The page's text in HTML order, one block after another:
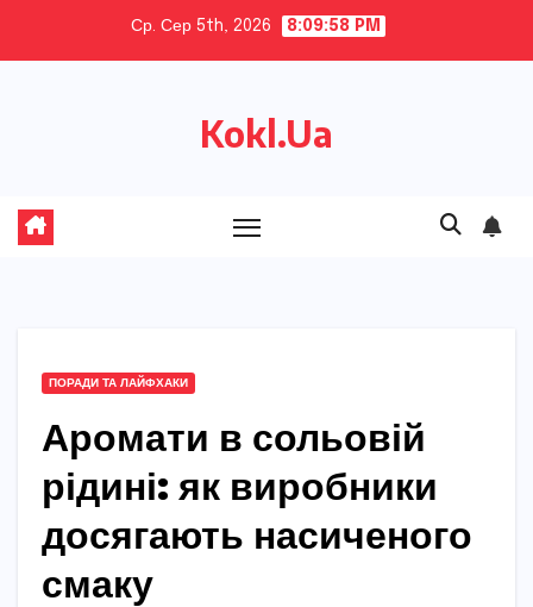
Ср. Сер 5th, 2026 8:09:59 PM
Kokl.Ua
ПОРАДИ ТА ЛАЙФХАКИ
Аромати в сольовій
рідині: як виробники
досягають насиченого
смаку